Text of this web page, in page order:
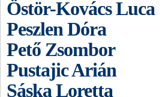
Östör-Kovács Luca
Peszlen Dóra
Pető Zsombor
Pustajic Arián
Sáska Loretta